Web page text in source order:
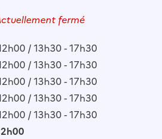
fermé
/ 13h30 - 17h30
/ 13h30 - 17h30
/ 13h30 - 17h30
/ 13h30 - 17h30
/ 13h30 - 17h30